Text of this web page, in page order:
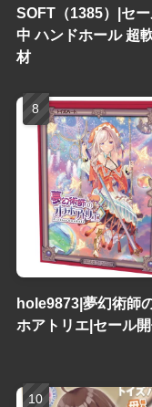
SOFT（1385）|セ
中 ハンドホール 超
材
hole9873|夢幻術師
ホアトリエ|セール